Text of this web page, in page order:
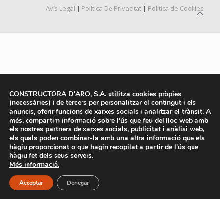
Avís Legal | Política De Privacitat | Política de Cookies
CONSTRUCTORA D'ARO, S.A. utilitza cookies pròpies
(necessàries) i de tercers per personalitzar el contingut i els
anuncis, oferir funcions de xarxes socials i analitzar el trànsit. A
més, compartim informació sobre l'ús que feu del lloc web amb
els nostres partners de xarxes socials, publicitat i anàlisi web,
els quals poden combinar-la amb una altra informació que els
hàgiu proporcionat o que hagin recopilat a partir de l'ús que
hàgiu fet dels seus serveis.
Més informació.
Acceptar Denegar